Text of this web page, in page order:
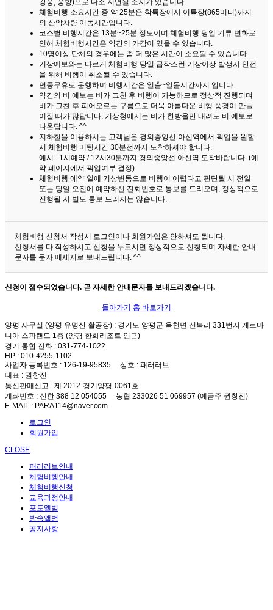
강풍, 풍향)으로 다소 지연될 소지가 있습니다.
체험비행 소요시간 중 약 25분은 착륙장에서 이륙장(865미터)까지
의 산악차량 이동시간입니다.
코스별 비행시간은 13분~25분 정도이며 체험비행 당일 기류 변화로
인해 체험비행시간은 약간의 가감이 있을 수 있습니다.
10명이상 단체의 경우에는 좀 더 많은 시간이 소요될 수 있습니다.
기상예보와는 다르게 체험비행 당일 급작스런 기상이상 발생시 안전
을 위해 비행이 취소될 수 있습니다.
연중무휴로 운행하며 비행시간은 일출~일몰시간까지 입니다.
약간의 비 예보는 비가 그친 후 비행이 가능하므로 정상적 진행되며
비가 그친 후 피어오르는 구름으로 더욱 아름다운 비행 풍경이 만들
어질 때가 많답니다. 기상청에서는 비가 한방울만 내려도 비 예보로
나온답니다. ^^
지하철을 이용하시는 고객님은 경의중앙선 아신역에서 픽업을 원할
시 체험비행 미팅시간 30분전까지 도착하셔야 합니다.
예시 : 1시예약 / 12시30분까지 경의중앙선 아신역 도착바랍니다. (예
약 페이지에서 픽업여부 결정)
체험비행 예약 일에 기상변동으로 비행이 어렵다고 판단될 시 전일
또는 당일 오전에 예약하신 전화번호로 통보를 드리오며, 정상적으로
진행될 시 별도 통보 드리지는 않습니다.
체험비행 신청서 작성시 로그인이나 회원가입은 안하셔도 됩니다.
신청서를 다 작성하시고 신청을 누르시면 정상적으로 신청되며 자세한 안내
문자를 문자 메세지로 보내드립니다. ^^
신청이 접수되었습니다. 곧 자세한 안내문자를 보내드리겠습니다.
돌아가기 홈 바로가기
양평 사무실 (양평 유명산 활공장) : 경기도 양평군 옥천면 신복리 331번지 게르마
니아 스파랜드 1층 (양평 한화리조트 인근)
경기 통합 전화 : 031-774-1022
HP : 010-4255-1102
사업자 등록번호 : 126-19-95835 상호 : 패러러브
대표 : 권창진
통신판매신고 : 제 2012-경기양평-0061호
계좌번호 : 신한 388 12 054055 농협 233026 51 069957 (예금주 권창진)
E-MAIL : PARA114@naver.com
로그인
회원가입
CLOSE
패러러브안내
체험비행안내
체험비행신청
교육과정안내
포토앨범
방송앨범
공지사항